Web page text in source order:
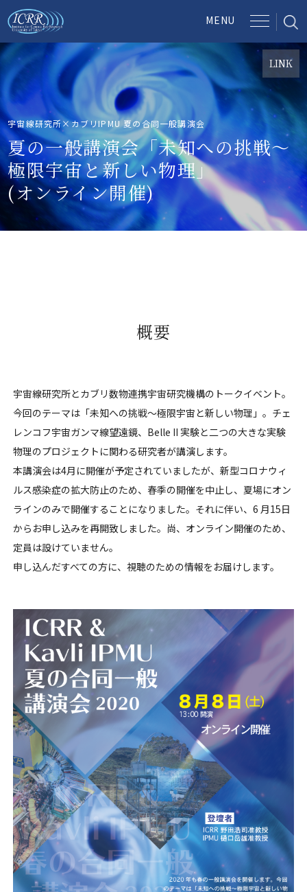
宇宙線研究所×カブリIPMU 夏の合同一般講演会
LINK
夏の一般講演会「未知への挑戦〜
極限宇宙と新しい物理」
(オンライン開催)
概要
宇宙線研究所とカブリ数物連携宇宙研究機構のトークイベント。
今回のテーマは「未知への挑戦〜極限宇宙と新しい物理」。チェ
レンコフ宇宙ガンマ線望遠鏡、Belle II 実験と二つの大きな実験
物理のプロジェクトに関わる研究者が講演します。
本講演会は4月に開催が予定されていましたが、新型コロナウィ
ルス感染症の拡大防止のため、春季の開催を中止し、夏場にオン
ラインのみで開催することになりました。それに伴い、6 月15日
からお申し込みを再開致しました。尚、オンライン開催のため、
定員は設けていません。
申し込んだすべての方に、視聴のための情報をお届けします。